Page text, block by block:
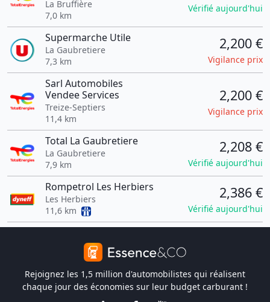
La Bruffière
7,0 km
Vérifié aujourd'hui
Supermarche Utile
La Gaubretiere
7,3 km
2,200 €
Vigilance prix
Sarl Automobiles
Vendee Services
Treize-Septiers
11,4 km
2,200 €
Vigilance prix
Total La Gaubretiere
La Gaubretiere
7,9 km
2,208 €
Vérifié aujourd'hui
Rompetrol Les Herbiers
Les Herbiers
11,6 km
2,386 €
Vérifié aujourd'hui
Rejoignez les 1,5 million d'automobilistes qui réalisent
chaque jour des économies sur leur budget carburant !